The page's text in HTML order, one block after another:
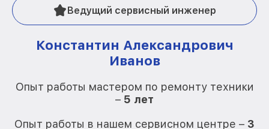
Ведущий сервисный инженер
Константин Александрович
Иванов
Опыт работы мастером по ремонту техники
– 5 лет
Опыт работы в нашем сервисном центре – 3